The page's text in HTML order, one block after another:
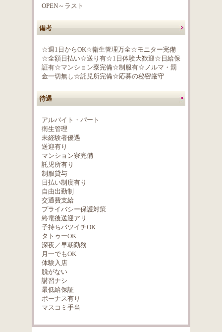
OPEN～ラスト
備考
☆週1日からOK☆衛生管理万全☆モニター完備
☆全額日払い☆送り有☆1日体験大歓迎☆日給保
証有☆マンション寮完備☆制服有☆ノルマ・罰
金一切無し☆託児所完備☆応募の秘密厳守
待遇
アルバイト・パート
衛生管理
未経験者優遇
送迎有り
マンション寮完備
託児所有り
制服貸与
日払い制度有り
自由出勤制
交通費支給
プライバシー保護対策
終電後送迎アリ
子持ちバツイチOK
タトゥーOK
深夜／早朝勤務
月一でもOK
体験入店
脱がない
講習ナシ
最低給保証
ボーナス有り
マスコミ手当